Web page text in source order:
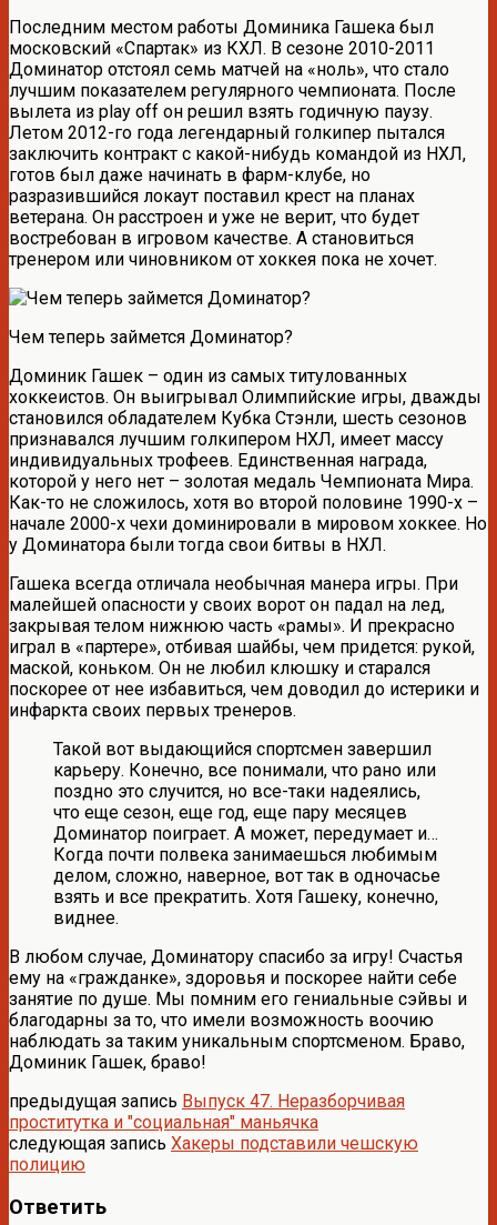
Последним местом работы Доминика Гашека был
московский «Спартак» из КХЛ. В сезоне 2010-2011
Доминатор отстоял семь матчей на «ноль», что стало
лучшим показателем регулярного чемпионата. После
вылета из play off он решил взять годичную паузу.
Летом 2012-го года легендарный голкипер пытался
заключить контракт с какой-нибудь командой из НХЛ,
готов был даже начинать в фарм-клубе, но
разразившийся локаут поставил крест на планах
ветерана. Он расстроен и уже не верит, что будет
востребован в игровом качестве. А становиться
тренером или чиновником от хоккея пока не хочет.
Чем теперь займется Доминатор?
Доминик Гашек – один из самых титулованных
хоккеистов. Он выигрывал Олимпийские игры, дважды
становился обладателем Кубка Стэнли, шесть сезонов
признавался лучшим голкипером НХЛ, имеет массу
индивидуальных трофеев. Единственная награда,
которой у него нет – золотая медаль Чемпионата Мира.
Как-то не сложилось, хотя во второй половине 1990-х –
начале 2000-х чехи доминировали в мировом хоккее. Но
у Доминатора были тогда свои битвы в НХЛ.
Гашека всегда отличала необычная манера игры. При
малейшей опасности у своих ворот он падал на лед,
закрывая телом нижнюю часть «рамы». И прекрасно
играл в «партере», отбивая шайбы, чем придется: рукой,
маской, коньком. Он не любил клюшку и старался
поскорее от нее избавиться, чем доводил до истерики и
инфаркта своих первых тренеров.
Такой вот выдающийся спортсмен завершил
карьеру. Конечно, все понимали, что рано или
поздно это случится, но все-таки надеялись,
что еще сезон, еще год, еще пару месяцев
Доминатор поиграет. А может, передумает и…
Когда почти полвека занимаешься любимым
делом, сложно, наверное, вот так в одночасье
взять и все прекратить. Хотя Гашеку, конечно,
виднее.
В любом случае, Доминатору спасибо за игру! Счастья
ему на «гражданке», здоровья и поскорее найти себе
занятие по душе. Мы помним его гениальные сэйвы и
благодарны за то, что имели возможность воочию
наблюдать за таким уникальным спортсменом. Браво,
Доминик Гашек, браво!
предыдущая запись Выпуск 47. Неразборчивая
проститутка и "социальная" маньячка
следующая запись Хакеры подставили чешскую
полицию
Ответить